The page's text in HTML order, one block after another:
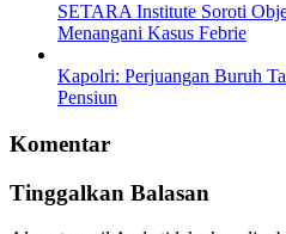
SETARA Institute Soroti
Menangani Kasus Febrie
Kapolri: Perjuangan Buruh
Pensiun
Komentar
Tinggalkan Balasan